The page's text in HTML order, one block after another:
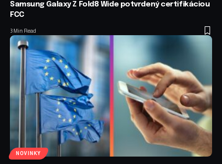
Samsung Galaxy Z Fold8 Wide potvrdený certifikáciou
FCC
3 Min Read
NOVINKY